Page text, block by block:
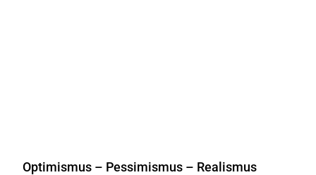
Optimismus – Pessimismus – Realismus